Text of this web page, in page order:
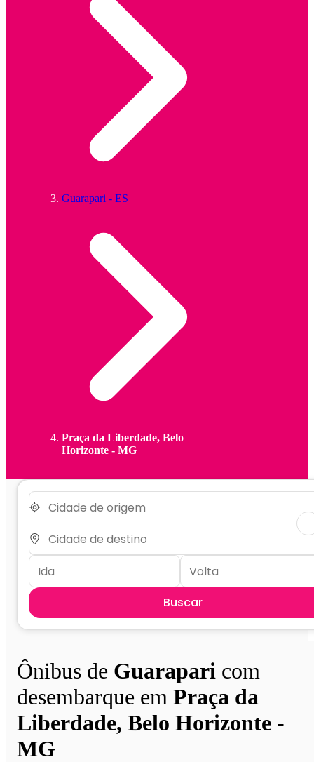
Guarapari - ES
Praça da Liberdade, Belo
Horizonte - MG
Buscar
Ônibus de Guarapari com
desembarque em Praça da
Liberdade, Belo Horizonte -
MG